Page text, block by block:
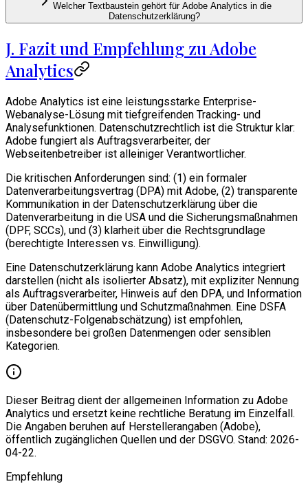
Welcher Textbaustein gehört für Adobe Analytics in die
Datenschutzerklärung?
J. Fazit und Empfehlung zu Adobe
Analytics
Adobe Analytics ist eine leistungsstarke Enterprise-
Webanalyse-Lösung mit tiefgreifenden Tracking- und
Analysefunktionen. Datenschutzrechtlich ist die Struktur klar:
Adobe fungiert als Auftragsverarbeiter, der
Webseitenbetreiber ist alleiniger Verantwortlicher.
Die kritischen Anforderungen sind: (1) ein formaler
Datenverarbeitungsvertrag (DPA) mit Adobe, (2) transparente
Kommunikation in der Datenschutzerklärung über die
Datenverarbeitung in die USA und die Sicherungsmaßnahmen
(DPF, SCCs), und (3) klarheit über die Rechtsgrundlage
(berechtigte Interessen vs. Einwilligung).
Eine Datenschutzerklärung kann Adobe Analytics integriert
darstellen (nicht als isolierter Absatz), mit expliziter Nennung
als Auftragsverarbeiter, Hinweis auf den DPA, und Information
über Datenübermittlung und Schutzmaßnahmen. Eine DSFA
(Datenschutz-Folgenabschätzung) ist empfohlen,
insbesondere bei großen Datenmengen oder sensiblen
Kategorien.
Dieser Beitrag dient der allgemeinen Information zu Adobe
Analytics und ersetzt keine rechtliche Beratung im Einzelfall.
Die Angaben beruhen auf Herstellerangaben (Adobe),
öffentlich zugänglichen Quellen und der DSGVO. Stand: 2026-
04-22.
Empfehlung